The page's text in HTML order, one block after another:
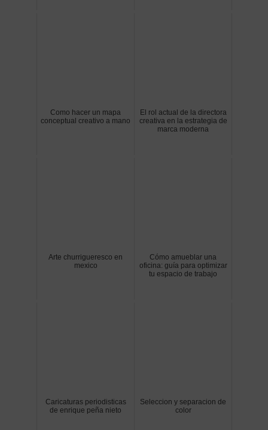
Como hacer un mapa
conceptual creativo a mano
El rol actual de la directora
creativa en la estrategia de
marca moderna
Arte churrigueresco en
mexico
Cómo amueblar una
oficina: guía para optimizar
tu espacio de trabajo
Caricaturas periodisticas
de enrique peña nieto
Seleccion y separacion de
color